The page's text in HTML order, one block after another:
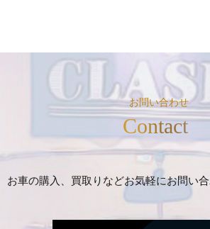
お問い合わせ
Contact
お車の購入、買取りなどお気軽にお問い合